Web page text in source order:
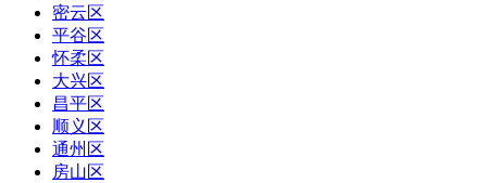
密云区
平谷区
怀柔区
大兴区
昌平区
顺义区
通州区
房山区